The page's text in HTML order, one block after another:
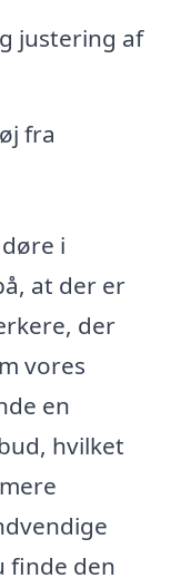
justering af
fra
i
at der er
der
vores
en
hvilket
finde den